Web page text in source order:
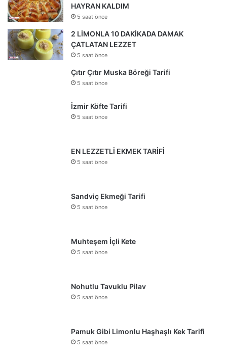
HAYRAN KALDIM
5 saat önce
2 LİMONLA 10 DAKİKADA DAMAK
ÇATLATAN LEZZET
5 saat önce
Çıtır Çıtır Muska Böreği Tarifi
5 saat önce
İzmir Köfte Tarifi
5 saat önce
EN LEZZETLİ EKMEK TARİFİ
5 saat önce
Sandviç Ekmeği Tarifi
5 saat önce
Muhteşem İçli Kete
5 saat önce
Nohutlu Tavuklu Pilav
5 saat önce
Pamuk Gibi Limonlu Haşhaşlı Kek Tarifi
5 saat önce